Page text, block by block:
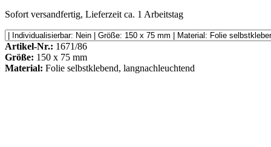
Sofort versandfertig, Lieferzeit ca. 1 Arbeitstag
Artikel-Nr.: 1671/86
Größe: 150 x 75 mm
Material: Folie selbstklebend, langnachleuchtend